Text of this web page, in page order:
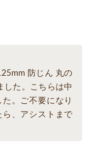
防じん 丸の
した。こちらは中
。ご不要になり
ら、アシストまで